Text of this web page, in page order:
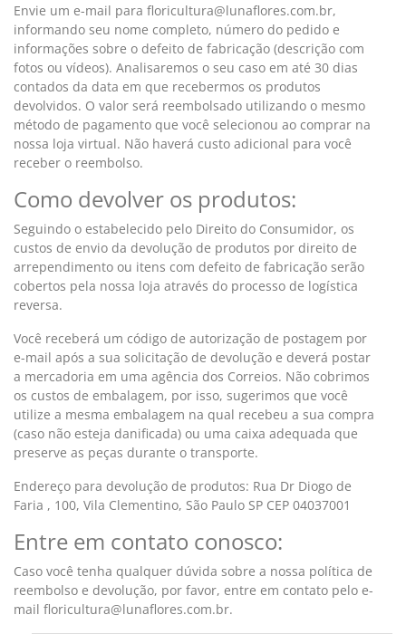
Envie um e-mail para floricultura@lunaflores.com.br,
informando seu nome completo, número do pedido e
informações sobre o defeito de fabricação (descrição com
fotos ou vídeos). Analisaremos o seu caso em até 30 dias
contados da data em que recebermos os produtos
devolvidos. O valor será reembolsado utilizando o mesmo
método de pagamento que você selecionou ao comprar na
nossa loja virtual. Não haverá custo adicional para você
receber o reembolso.
Como devolver os produtos:
Seguindo o estabelecido pelo Direito do Consumidor, os
custos de envio da devolução de produtos por direito de
arrependimento ou itens com defeito de fabricação serão
cobertos pela nossa loja através do processo de logística
reversa.
Você receberá um código de autorização de postagem por
e-mail após a sua solicitação de devolução e deverá postar
a mercadoria em uma agência dos Correios. Não cobrimos
os custos de embalagem, por isso, sugerimos que você
utilize a mesma embalagem na qual recebeu a sua compra
(caso não esteja danificada) ou uma caixa adequada que
preserve as peças durante o transporte.
Endereço para devolução de produtos: Rua Dr Diogo de
Faria , 100, Vila Clementino, São Paulo SP CEP 04037001
Entre em contato conosco:
Caso você tenha qualquer dúvida sobre a nossa política de
reembolso e devolução, por favor, entre em contato pelo e-
mail floricultura@lunaflores.com.br.